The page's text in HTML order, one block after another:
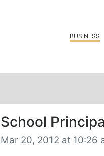
BUSINESS
School
Mar 20, 2012 at 10:26